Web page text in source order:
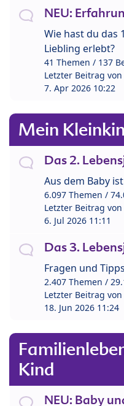
NEU:
Wie hast du das
Liebling erlebt?
41 Themen / 137
Letzter Beitrag von
7. Apr 2026 10:22
Mein
Das 2.
Aus dem Baby
6.097 Themen /
Letzter Beitrag von
6. Jul 2026 11:11
Das 3.
Fragen und
2.407 Themen /
Letzter Beitrag von
18. Jun 2026 11:24
Kind
NEU: Baby